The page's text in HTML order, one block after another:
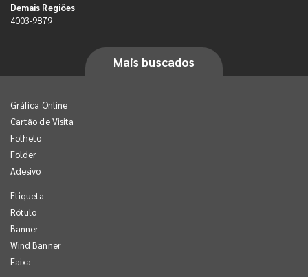
Demais Regiões
4003-9879
Mais buscados
Gráfica Online
Cartão de Visita
Folheto
Folder
Adesivo
Etiqueta
Rótulo
Banner
Wind Banner
Faixa